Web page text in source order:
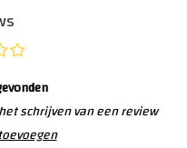
schrijven van een review